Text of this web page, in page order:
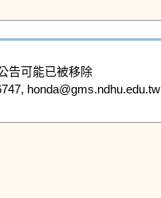
告可能已被移除
honda@gms.ndhu.edu.tw